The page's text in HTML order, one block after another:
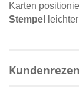
Karten
Stempel